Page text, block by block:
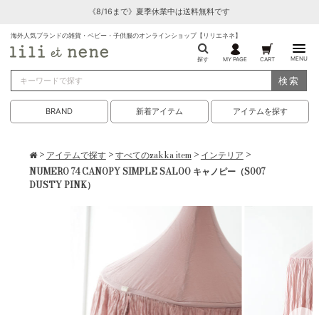
《8/16まで》夏季休業中は送料無料です
海外人気ブランドの雑貨・ベビー・子供服のオンラインショップ【リリエネネ】
探す MY PAGE CART MENU
検索
BRAND 新着アイテム アイテムを探す
> アイテムで探す>すべてのzakka item> インテリア >
NUMERO 74 CANOPY SIMPLE SALOO キャノピー（S007
DUSTY PINK）